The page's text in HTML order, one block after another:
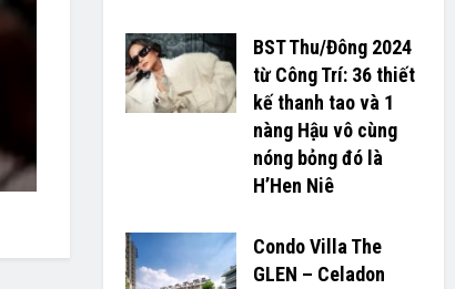
BST Thu/Đông 2024
từ Công Trí: 36 thiết
kế thanh tao và 1
nàng Hậu vô cùng
nóng bỏng đó là
H’H­­­­en Niê
Condo Villa The
GLEN – Celadon